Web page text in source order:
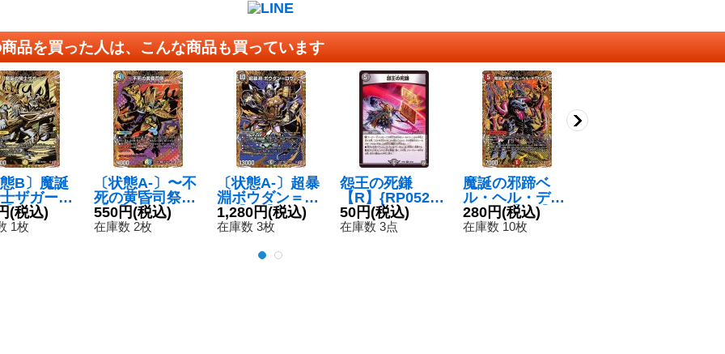
品を買った人は、こんな商品も買っています
B〕魔誕
ザガーン
{24RP4
24}《光》
(税込)
1枚
〔状態A-〕〜不
死の黄昏司祭〜
【R】{25RP1秘
18/秘24}《多》
550円(税込)
在庫数 2枚
〔状態A-〕超暴
淵ボウダン＝ロ
ウ【SR】{24RP
3秘6/秘24}
1,280円(税込)
在庫数 3枚
怨王の死鎌
【R】{RP0522/
93}《闇》
50円(税込)
在庫数 3点
魔誕の邪蹄ベ
ル・ヘル・デ・
ガウル【SR】{2
5RP2秘5/秘24}
280円(税込)
在庫数 10枚